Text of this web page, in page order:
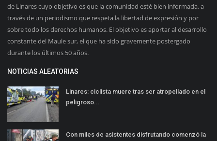
de Linares cuyo objetivo es que la comunidad esté bien informada, a
través de un periodismo que respeta la libertad de expresión y por
sobre todo los derechos humanos. El objetivo es aportar al desarrollo
constante del Maule sur, el que ha sido gravemente postergado
durante los últimos 50 años.
NOTICIAS ALEATORIAS
Linares: ciclista muere tras ser atropellado en el
peligroso...
Con miles de asistentes disfrutando comenzó la